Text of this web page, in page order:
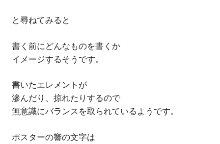
と尋ねてみると
書く前にどんなものを書くか
イメージするそうです。
書いたエレメントが
滲んだり、掠れたりするので
無意識にバランスを取られているようです。
ポスターの響の文字は